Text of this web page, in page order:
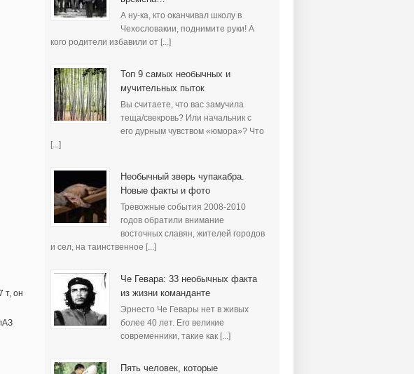
т, он
А ну-ка, кто оканчивал школу в
Чехословакии, поднимите руки! А
кого родители избавили от [...]
Топ 9 самых необычных и
мучительных пыток
Вы считаете, что вас замучила
теща/свекровь? Или начальник с
его дурным чувством «юмора»? Что
[...]
Необычный зверь чупакабра.
Новые факты и фото
Тревожные события 2008-2010
годов обратили внимание
восточных славян, жителей городов
и сел, на таинственное [...]
Че Гевара: 33 необычных факта
из жизни команданте
Эрнесто Че Гевары нет в живых
более 40 лет. Его великие
современники, такие как [...]
Пять человек, которые